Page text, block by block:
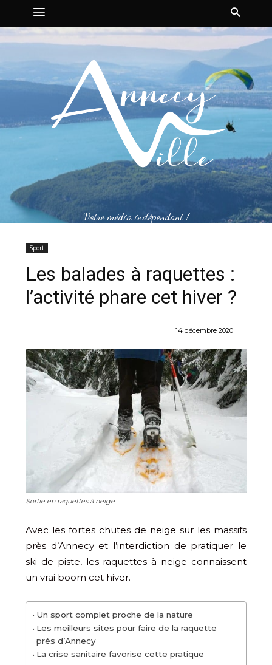
Votre média indépendant !
Sport
Les balades à raquettes :
l’activité phare cet hiver ?
14 décembre 2020
Sortie en raquettes à neige
Avec les fortes chutes de neige sur les massifs
près d’Annecy et l’interdiction de pratiquer le
ski de piste, les raquettes à neige connaissent
un vrai boom cet hiver.
Un sport complet proche de la nature
Les meilleurs sites pour faire de la raquette
prés d’Annecy
La crise sanitaire favorise cette pratique